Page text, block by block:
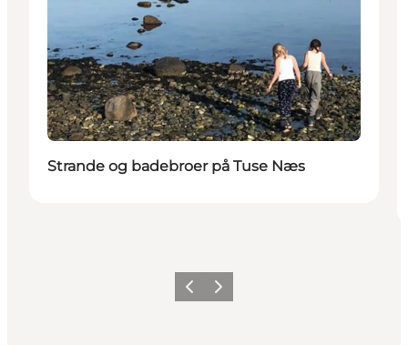
Strande og badebroer på Tuse Næs
ForrigeNæste